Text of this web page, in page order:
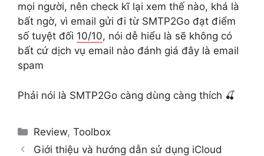
mọi người, nên check kĩ lại xem thế nào, khá là
bất ngờ, vì email gửi đi từ SMTP2Go đạt điểm
số tuyệt đối 10/10, nói dễ hiểu là sẽ không có
bất cứ dịch vụ email nào đánh giá đây là email
spam
Phải nói là SMTP2Go càng dùng càng thích 🍒
Categories
Review,Toolbox
Giới thiệu và hướng dẫn sử dụng iCloud